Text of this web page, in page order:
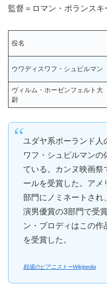
監督＝ロマン・ポランスキ
役名
ウワディスワフ・シュピルマン
ヴィルム・ホーゼンフェルト大
尉
ユダヤ系ポーランド人
ワフ・シュピルマンの
ている。カンヌ映画祭
ールを受賞した。アメ
部門にノミネートされ
演男優賞の3部門で受
ン・ブロディはこの
を受賞した。
戦場のピアニストーWikipedia